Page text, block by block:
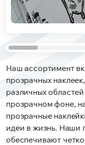
Наш ассортимент
прозрачных
различных
прозрачном фоне,
прозрачные
идеи в жизнь. Наши
обеспечивают